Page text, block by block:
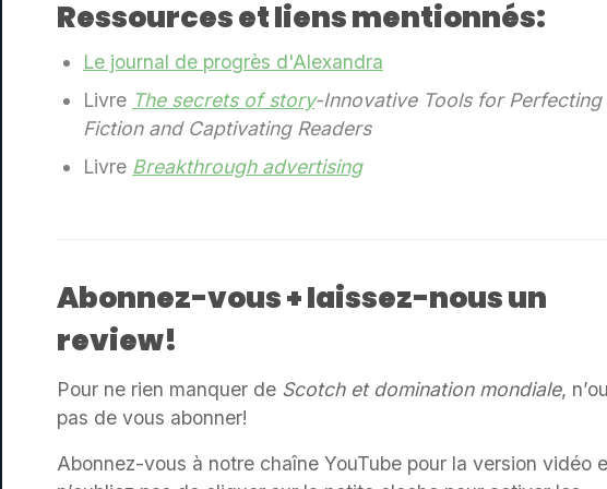
Ressources et liens mentionnés:
Le journal de progrès d'Alexandra
Livre The secrets of story-Innovative Tools for Perfecting
Fiction and Captivating Readers
Livre Breakthrough advertising
Abonnez-vous + laissez-nous un
review!
Pour ne rien manquer de Scotch et domination mondiale,
pas de vous abonner!
Abonnez-vous à notre chaîne YouTube pour la version vidéo